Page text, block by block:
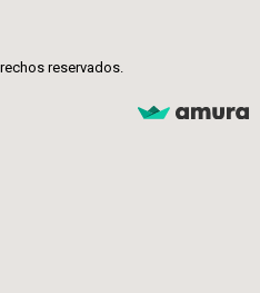
reservados.